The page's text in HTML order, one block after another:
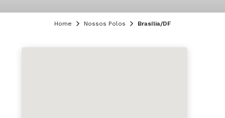
Home Nossos Polos Brasília/DF